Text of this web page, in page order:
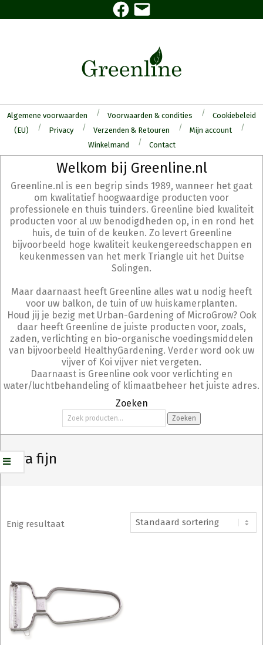
to
Facebook
E-
mail
Algemene voorwaarden Voorwaarden & condities
Cookiebeleid
(EU)
Privacy Verzenden & Retouren
Mijn account
Winkelmand
Contact
Menu
Welkom bij Greenline.nl
Greenline.nl is een begrip sinds 1989, wanneer het gaat
om kwalitatief hoogwaardige producten voor
professionele en thuis tuinders. Greenline bied kwaliteit
producten voor al uw benodigdheden op, in en rond het
huis, de tuin of de keuken. Zo levert Greenline
bijvoorbeeld hoge kwaliteit keukengereedschappen en
keukenmessen van het merk Triangle uit het Duitse
Solingen.
Maar daarnaast heeft Greenline alles wat u nodig heeft
voor uw balkon, de tuin of uw huiskamerplanten.
Houd jij je bezig met Urban-Gardening of MicroGrow? Ook
daar heeft Greenline de juiste producten voor, zoals,
zaden, verlichting en bio-organische voedingsmiddelen
van bijvoorbeeld HealthyGardening. Verder word ook uw
vijver of Koi vijver niet vergeten.
Daarnaast is Greenline ook voor verlichting en
water/luchtbehandeling of klimaatbeheer het juiste adres.
Zoeken
Zoeken
naar:
Zoeken
extra fijn
Enig resultaat